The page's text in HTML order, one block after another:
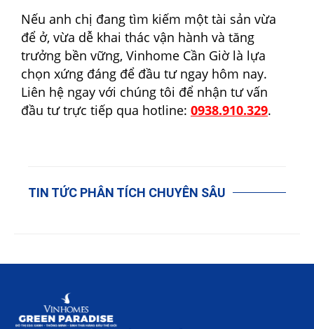
Nếu anh chị đang tìm kiếm một tài sản vừa
để ở, vừa dễ khai thác vận hành và tăng
trưởng bền vững, Vinhome Cần Giờ là lựa
chọn xứng đáng để đầu tư ngay hôm nay.
Liên hệ ngay với chúng tôi để nhận tư vấn
đầu tư trực tiếp qua hotline: 0938.910.329.
TIN TỨC PHÂN TÍCH CHUYÊN SÂU